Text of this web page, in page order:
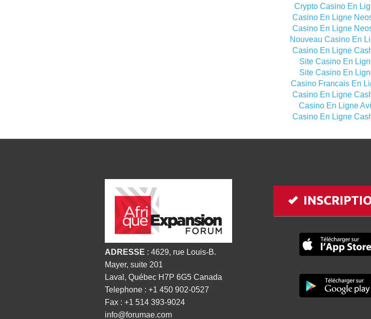
Crypto Casino En
Casino En Ligne
Casino En Ligne
Nouveau Casino En
Casino En Ligne
Site Casino En
Site Casino En
Casino Francais En
Casino En Ligne
Casino En Ligne
Casino En Ligne
ORGANISATEUR
ADRESSE : 4629, rue Louis-B.
Mayer, suite 201
Laval, Québec H7P 6G5 Canada
Telephone : +1 450 902-0527
Fax : +1 514 393-9024
info@forumae.com